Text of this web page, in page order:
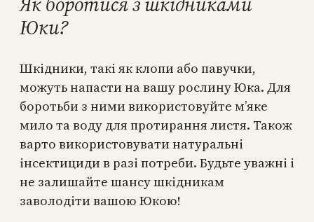
Юки?
Шкідники, такі як клопи або павучки,
можуть напасти на вашу рослину Юка. Для
боротьби з ними використовуйте м’яке
мило та воду для протирання листя. Також
варто використовувати натуральні
інсектициди в разі потреби. Будьте уважні і
не залишайте шансу шкідникам
заволодіти вашою Юкою!